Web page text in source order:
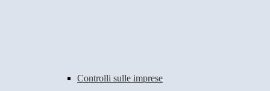
Controlli sulle imprese